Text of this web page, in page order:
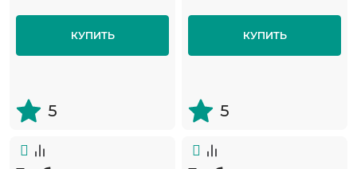
КУПИТЬ
5
КУПИТЬ
5